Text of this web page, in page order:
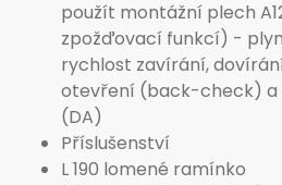
použít montážní plech
zpožďovací funkcí) -
rychlost zavírání,
otevření (back-check) a
(DA)
Příslušenství
L 190 lomené ramínko